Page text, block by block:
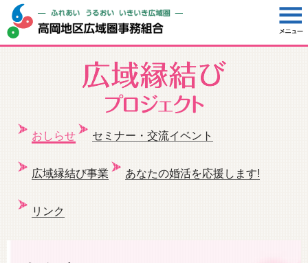
おしらせ セミナー・交流イベント
広域縁結び事業 あなたの婚活を応援します!
リンク